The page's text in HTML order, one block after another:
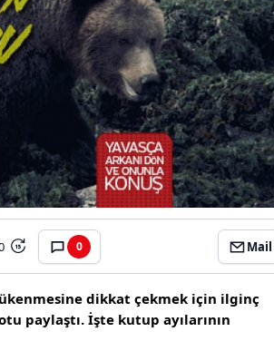
15 0 Mail
dikkat çekmek için ilginç
paylaştı. İşte kutup ayılarının